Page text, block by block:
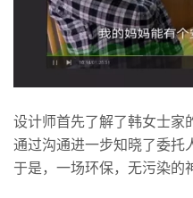
设计师首先了解了韩女士家
通过沟通进一步知晓了委托
于是，一场环保，无污染的